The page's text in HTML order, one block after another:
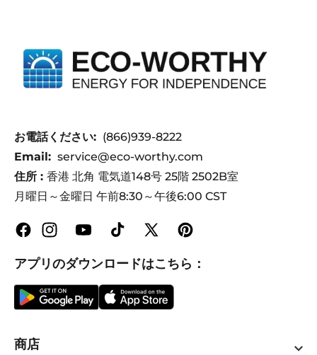
お電話ください: (866)939-8222
Email: service@eco-worthy.com
住所 : 香港 北角 電気道148号 25階 2502B室
月曜日～金曜日 午前8:30～午後6:00 CST
FacebookInstagramYouTubeTikTok
X
Pinterest
アプリのダウンロードはこちら：
商店